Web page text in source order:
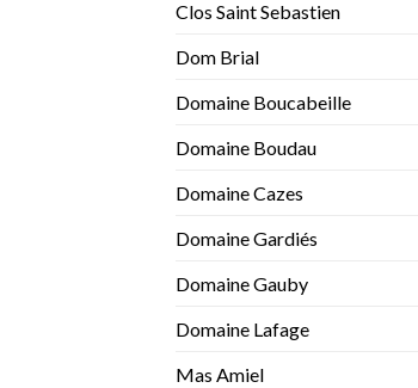
Clos Saint Sebastien
Dom Brial
Domaine Boucabeille
Domaine Boudau
Domaine Cazes
Domaine Gardiés
Domaine Gauby
Domaine Lafage
Mas Amiel